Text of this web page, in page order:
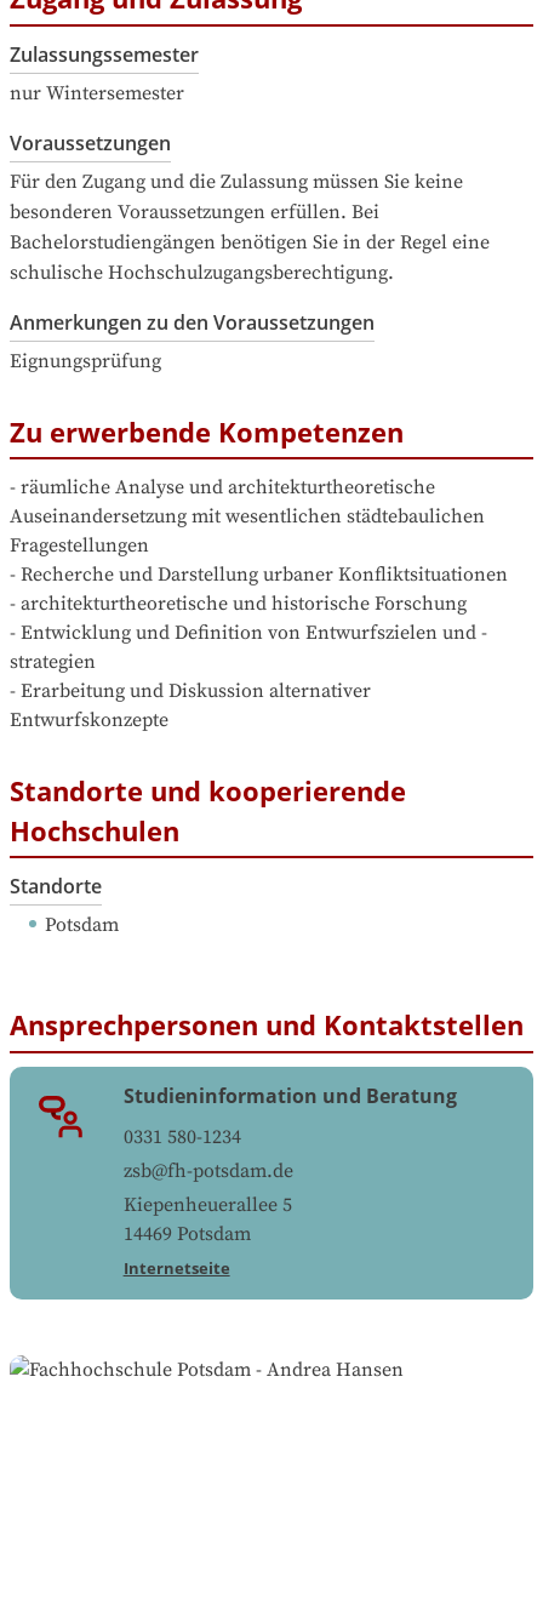
Zulassungssemester
nur Wintersemester
Voraussetzungen
Für den Zugang und die Zulassung müssen Sie keine
besonderen Voraussetzungen erfüllen. Bei
Bachelorstudiengängen benötigen Sie in der Regel eine
schulische Hochschulzugangsberechtigung.
Anmerkungen zu den Voraussetzungen
Eignungsprüfung
Zu erwerbende Kompetenzen
- räumliche Analyse und architekturtheoretische
Auseinandersetzung mit wesentlichen städtebaulichen
Fragestellungen
- Recherche und Darstellung urbaner Konfliktsituationen
- architekturtheoretische und historische Forschung
- Entwicklung und Definition von Entwurfszielen und -
strategien
- Erarbeitung und Diskussion alternativer
Entwurfskonzepte
Standorte und kooperierende
Hochschulen
Standorte
Potsdam
Ansprechpersonen und Kontaktstellen
Studieninformation und Beratung
0331 580-1234
zsb@fh-potsdam.de
Kiepenheuerallee 5
14469 Potsdam
Internetseite